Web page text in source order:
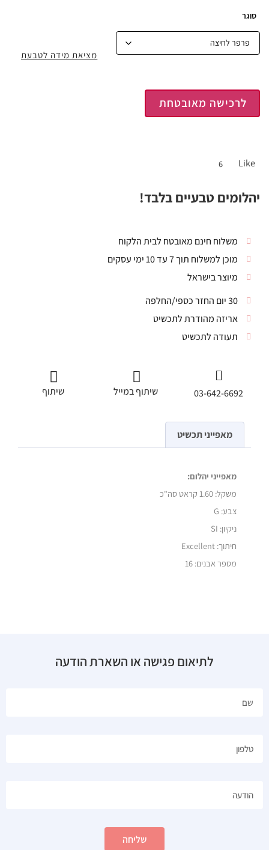
סוגר
לרכישה מאובטחת
Like
6
מציאת מידה לטבעת
יהלומים טבעיים בלבד!
משלוח חינם מאובטח לבית הלקוח
מוכן למשלוח תוך 7 עד 10 ימי עסקים
מיוצר בישראל
30 יום החזר כספי/החלפה
אריזה מהודרת לתכשיט
תעודה לתכשיט
03-642-6692 שיתוף במייל שיתוף
מאפייני תכשיט
מאפייני יהלום:
משקל: 1.60 קראט סה"כ
צבע: G
ניקיון: SI
חיתוך: Excellent
מספר אבנים: 16
לתיאום פגישה או השארת הודעה
שליחה